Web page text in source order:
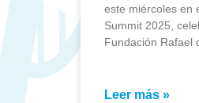
este miércoles en
Summit 2025,
Fundación Rafael
Leer más »